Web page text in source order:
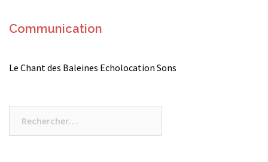
Communication
Le Chant des Baleines Echolocation Sons